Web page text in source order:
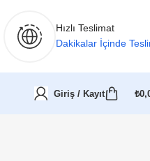
Hızlı Teslimat
Dakikalar İçinde
Giriş / Kayıt ₺